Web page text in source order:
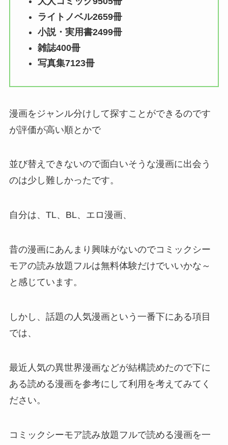
ライトノベル2659冊
小説・実用書2499冊
雑誌400冊
写真集7123冊
漫画をジャンル分けして探すことができるのです
が評価が高い順とかで
並び替えできないので面白いそうな漫画に出会う
のは少し難しかったです。
自分は、TL、BL、エロ漫画、
昔の漫画にあんまり興味がないのでコミックシー
モアの読み放題フルは無料体験だけでいいかな～
と感じています。
しかし、話題の人気漫画という一番下にある項目
では、
最近人気の異世界漫画などが結構読めたので下に
ある読める漫画を参考にして利用を考えてみてく
ださい。
コミックシーモア読み放題フルで読める漫画を一